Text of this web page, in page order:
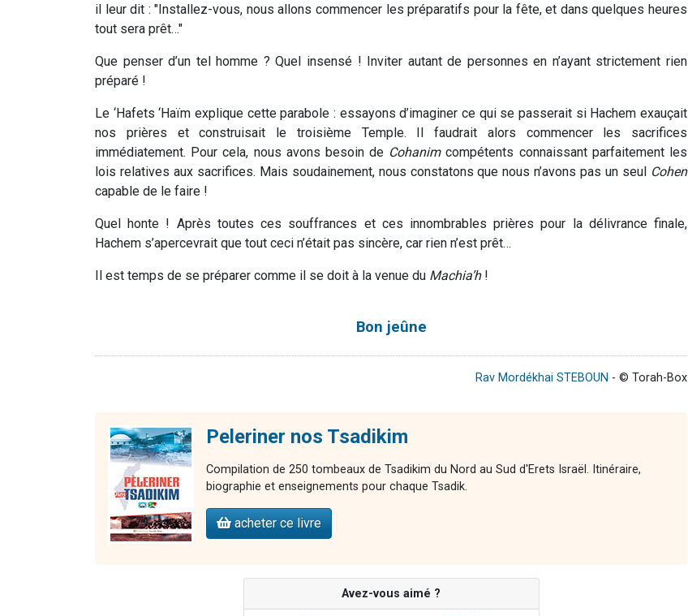
il leur dit : "Installez-vous, nous allons commencer les préparatifs pour la fête, et dans quelques heures
tout sera prêt…"
Que penser d’un tel homme ? Quel insensé ! Inviter autant de personnes en n’ayant strictement rien
préparé !
Le ‘Hafets ‘Haïm explique cette parabole : essayons d’imaginer ce qui se passerait si Hachem exauçait
nos prières et construisait le troisième Temple. Il faudrait alors commencer les sacrifices
immédiatement. Pour cela, nous avons besoin de Cohanimcompétents connaissant parfaitement les
lois relatives aux sacrifices. Mais soudainement, nous constatons que nous n’avons pas un seul Cohen
capable de le faire !
Quel honte ! Après toutes ces souffrances et ces innombrables prières pour la délivrance finale,
Hachem s’apercevrait que tout ceci n’était pas sincère, car rien n’est prêt…
Il est temps de se préparer comme il se doit à la venue du Machia’h!
Bon jeûne
Rav Mordékhai STEBOUN - © Torah-Box
Peleriner nos Tsadikim
Compilation de 250 tombeaux de Tsadikim du Nord au Sud d'Erets Israël. Itinéraire,
biographie et enseignements pour chaque Tsadik.
acheter ce livre
Avez-vous aimé ?